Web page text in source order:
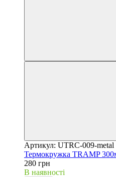
Артикул: UTRC-009-metal
Термокружка TRAMP
280 грн
В наявності